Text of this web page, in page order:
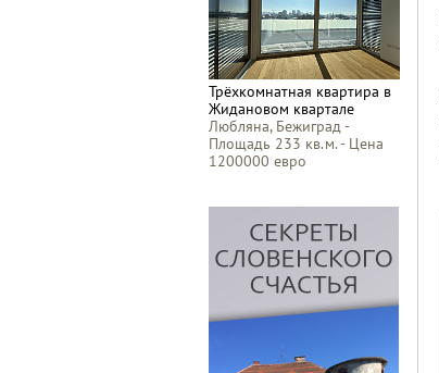
Трёхкомнатная квартира в
Жидановом квартале
Любляна, Бежиград -
Площадь 233 кв.м. - Цена
1200000 евро